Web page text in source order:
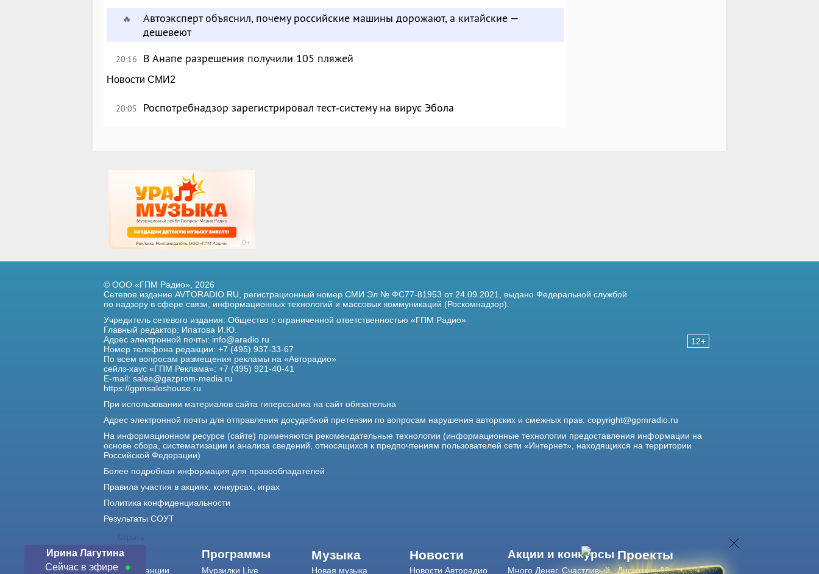
🔥
Автоэксперт объяснил, почему российские машины дорожают, а китайские —
дешевеют
20:16 В Анапе разрешения получили 105 пляжей
Новости СМИ2
20:05 Роспотребнадзор зарегистрировал тест‑систему на вирус Эбола
Скрыть
Ирина Лагутина
Сейчас в эфире
12+
© ООО «ГПМ Радио», 2026
Сетевое издание AVTORADIO.RU, регистрационный номер СМИ Эл № ФС77-81953 от 24.09.2021, выдано Федеральной службой
по надзору в сфере связи, информационных технологий и массовых коммуникаций (Роскомнадзор).
Учредитель сетевого издания: Общество с ограниченной ответственностью «ГПМ Радио»
Главный редактор: Ипатова И.Ю.
Адрес электронной почты: info@aradio.ru
Номер телефона редакции: +7 (495) 937-33-67
По всем вопросам размещения рекламы на «Авторадио»
сейлз-хаус «ГПМ Реклама»: +7 (495) 921-40-41
E-mail: sales@gazprom-media.ru
https://gpmsaleshouse.ru
При использовании материалов сайта гиперссылка на сайт обязательна
Адрес электронной почты для отправления досудебной претензии по вопросам нарушения авторских и смежных прав: copyright@gpmradio.ru
На информационном ресурсе (сайте) применяются рекомендательные технологии (информационные технологии предоставления информации на
основе сбора, систематизации и анализа сведений, относящихся к предпочтениям пользователей сети «Интернет», находящихся на территории
Российской Федерации)
Более подробная информация для правообладателей
Правила участия в акциях, конкурсах, играх
Политика конфиденциальности
Результаты СОУТ
О нас
О радиостанции
Программы
Мурзилки Live
Музыка
Новая музыка
Новости
Новости Авторадио
Акции и конкурсы
Много Денег. Счастливый
Проекты
Дискотека 80-х